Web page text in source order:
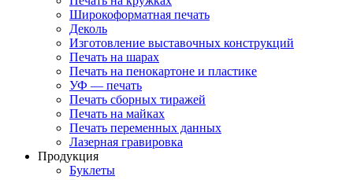
Широкоформатная печать
Деколь
Изготовление выставочных конструкций
Печать на шарах
Печать на пенокартоне и пластике
УФ — печать
Печать сборных тиражей
Печать на майках
Печать переменных данных
Лазерная гравировка
Продукция
Буклеты